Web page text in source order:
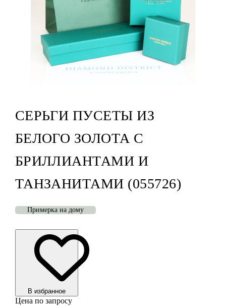
СЕРЬГИ ПУСЕТЫ ИЗ
БЕЛОГО ЗОЛОТА С
БРИЛЛИАНТАМИ И
ТАНЗАНИТАМИ (055726)
Примерка на дому
В избранноe
Цена по запросу